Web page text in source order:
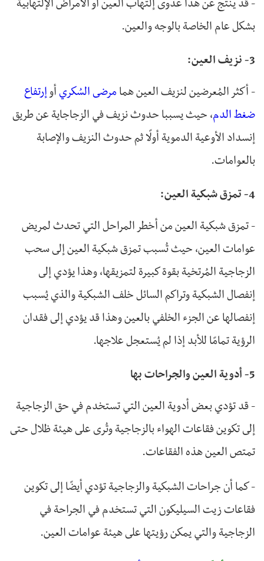
- قد ينتج عن هذا عدوى إلتهاب العين أو الأمراض الإلتهابية
بشكل عام الخاصة بالوجه والعين.
3- نزيف العين:
- أكثر المُعرضين لنزيف العين هما مرضى السُكري أوإرتفاع
ضغط الدم، حيث يسببا حدوث نزيف في الزجاجاية عن طريق
إنسداد الأوعية الدموية أولًا ثم حدوث النزيف والإصابة
بالعوامات.
4- تمزق شبكية العين:
- تمزق شبكية العين من أخطر المراحل التي تحدث لمريض
عوامات العين، حيث تُسبب تمزق شبكية العين إلى سحب
الزجاجية المُرتخية بقوة كبيرة لتمزيقها، وهذا يؤدي إلى
إنفصال الشبكية وتراكم السائل خلف الشبكية والذي يُسبب
إنفصالها عن الجزء الخلفي بالعين وهذا قد يؤدي إلى فقدان
الرؤية تمامًا للأبد إذا لم يُستعجل علاجها.
5- أدوية العين والجراحات بها
- قد تؤدي بعض أدوية العين التي تستخدم في حق الزجاجية
إلى تكوين فقاعات الهواء بالزجاجية وتُرى على هيئة ظلال حتى
تمتص العين هذه الفقاعات.
- كما أن جراحات الشبكية والزجاجية تؤدي أيضًا إلى تكوين
فقاعات زيت السيليكون التي تستخدم في الجراحة في
الزجاجية والتي يمكن رؤيتها على هيئة عوامات العين.